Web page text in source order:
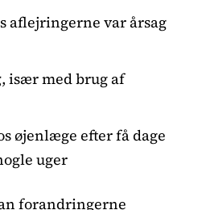
aflejringerne var årsag
, især med brug af
øjenlæge efter få dage
uger
forandringerne